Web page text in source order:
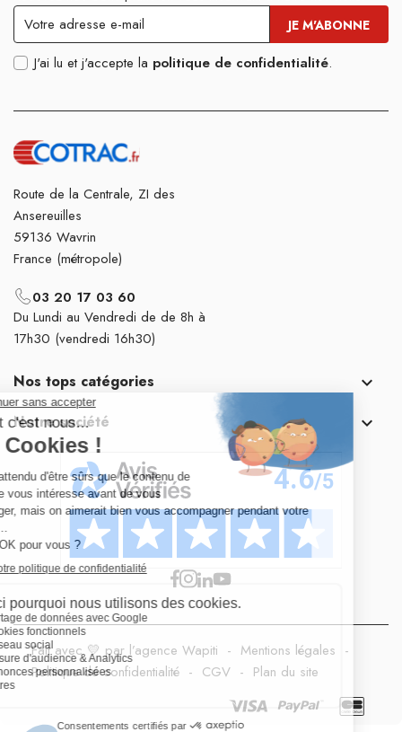
J'ai lu et j'accepte la politique de confidentialité.
Route de la Centrale, ZI des
Ansereuilles
59136 Wavrin
France (métropole)
03 20 17 03 60
Du Lundi au Vendredi de de 8h à
17h30 (vendredi 16h30)
Nos tops catégories 
Notre société 
Fait avec 💛 par l’agence Wapiti - Mentions légales -
Politique de confidentialité - CGV - Plan du site